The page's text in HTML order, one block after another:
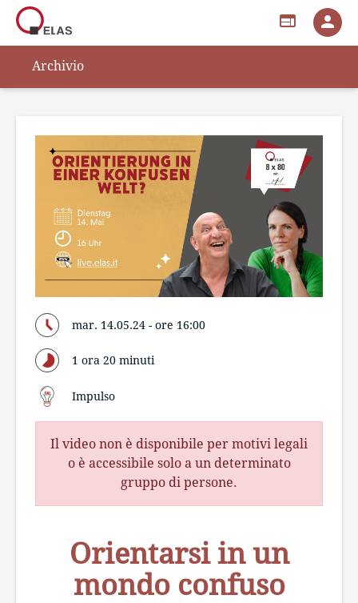
web person
Archivio
mar. 14.05.24 - ore 16:00
1 ora 20 minuti
Impulso
Il video non è disponibile per motivi legali
o è accessibile solo a un determinato
gruppo di persone.
Orientarsi in un
mondo confuso